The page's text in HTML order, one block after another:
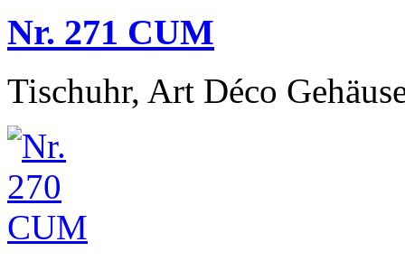
Nr. 271 CUM
Tischuhr, Art Déco